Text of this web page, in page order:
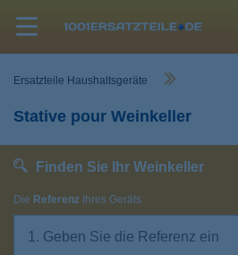
Ersatzteile Haushaltsgeräte
Stative pour Weinkeller
Finden Sie Ihr Weinkeller
Die Referenz Ihres Geräts